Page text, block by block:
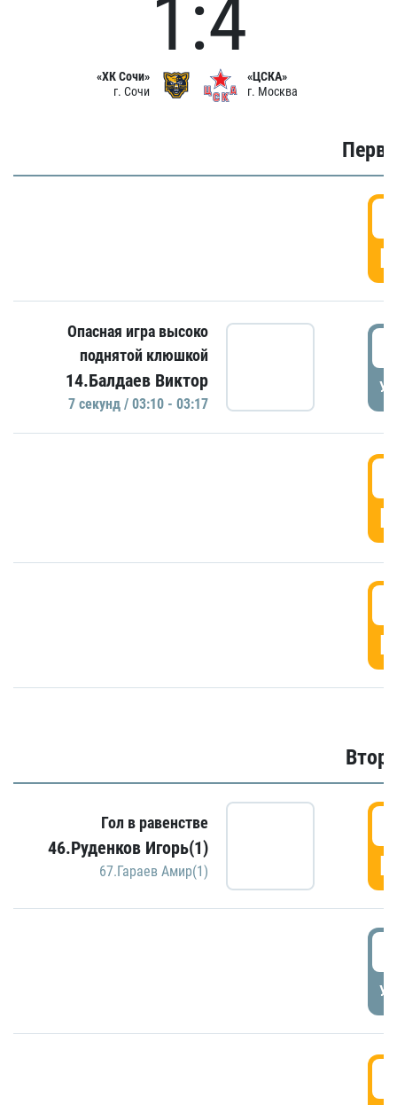
«ХК Сочи»
г. Сочи
1:4
«ЦСКА»
г. Москва
Опасная игра высоко
поднятой клюшкой
14.Балдаев Виктор
7 секунд / 03:10 - 03:17
Гол в равенстве
46.Руденков Игорь(1)
67.Гараев Амир(1)